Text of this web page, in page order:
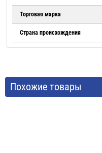
Торговая марка
Страна происхождения
Похожие товары